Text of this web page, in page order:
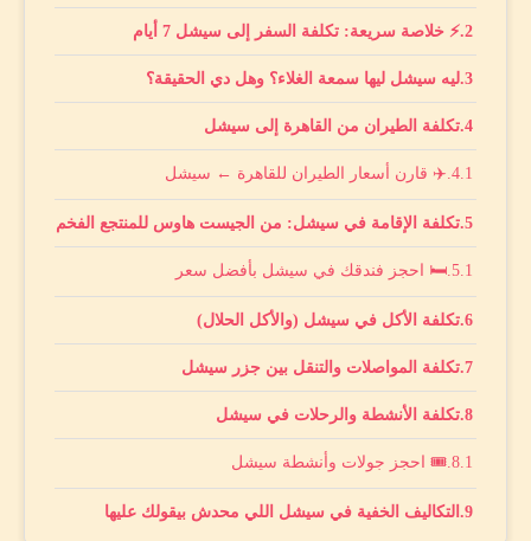
⚡ خلاصة سريعة: تكلفة السفر إلى سيشل 7 أيام
ليه سيشل ليها سمعة الغلاء؟ وهل دي الحقيقة؟
تكلفة الطيران من القاهرة إلى سيشل
✈️ قارن أسعار الطيران للقاهرة ← سيشل
تكلفة الإقامة في سيشل: من الجيست هاوس للمنتجع الفخم
🛏️ احجز فندقك في سيشل بأفضل سعر
تكلفة الأكل في سيشل (والأكل الحلال)
تكلفة المواصلات والتنقل بين جزر سيشل
تكلفة الأنشطة والرحلات في سيشل
🎟️ احجز جولات وأنشطة سيشل
التكاليف الخفية في سيشل اللي محدش بيقولك عليها